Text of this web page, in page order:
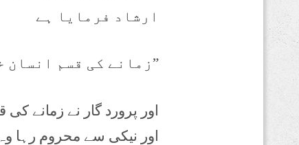
ارشاد فرمایا ہے
”زمانے کی قسم انسان
اور پرورد گار نے زمانے
اور نیکی سے محروم رہا